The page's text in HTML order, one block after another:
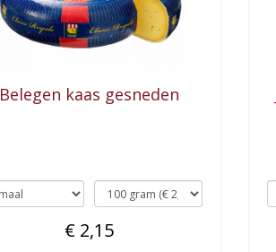
Belegen kaas gesneden
€ 2,15